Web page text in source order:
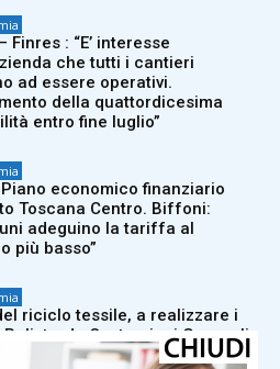
Finres : “E’ interesse
che tutti i cantieri
ad essere operativi.
della quattordicesima
entro fine luglio”
Piano economico finanziario
Toscana Centro. Biffoni:
adeguino la tariffa al
più basso”
riciclo tessile, a realizzare i
Polistrade Costruzioni Generali